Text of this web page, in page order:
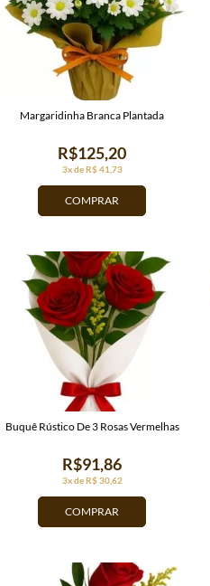
COMPRAR
3x de R$ 41,73
R$125,20
Margaridinha Branca Plantada
COMPRAR
3x de R$ 30,62
R$91,86
Buquê Rústico De 3 Rosas Vermelhas